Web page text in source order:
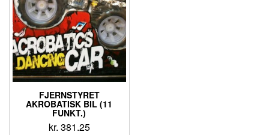
FJERNSTYRET
AKROBATISK BIL (11
FUNKT.)
kr. 381.25